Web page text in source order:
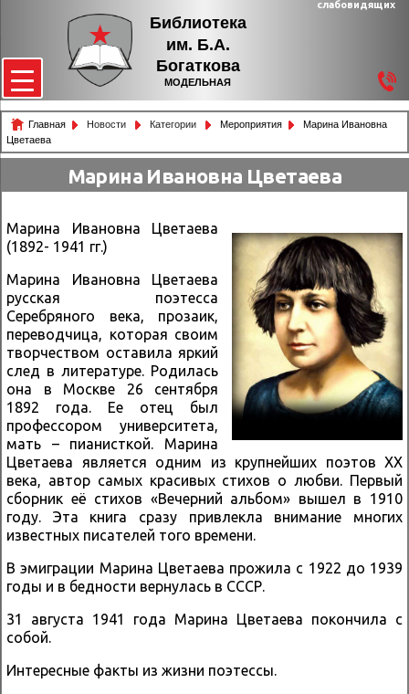
Библиотека
им. Б.А.
Богаткова
МОДЕЛЬНАЯ
слабовидящих
Главная Новости Категории Мероприятия
Марина Ивановна
Цветаева
Марина Ивановна Цветаева
Марина Ивановна Цветаева
(1892- 1941 гг.)
Марина Ивановна Цветаева
русская поэтесса
Серебряного века, прозаик,
переводчица, которая своим
творчеством оставила яркий
след в литературе. Родилась
она в Москве 26 сентября
1892 года. Ее отец был
профессором университета,
мать – пианисткой. Марина
Цветаева является одним из крупнейших поэтов XX
века, автор самых красивых стихов о любви. Первый
сборник её стихов «Вечерний альбом» вышел в 1910
году. Эта книга сразу привлекла внимание многих
известных писателей того времени.
В эмиграции Марина Цветаева прожила с 1922 до 1939
годы и в бедности вернулась в СССР.
31 августа 1941 года Марина Цветаева покончила с
собой.
Интересные факты из жизни поэтессы.